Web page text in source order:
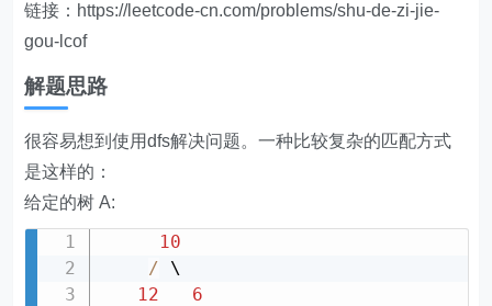
链接：https://leetcode-cn.com/problems/shu-de-zi-jie-
gou-lcof
解题思路
很容易想到使用dfs解决问题。一种比较复杂的匹配方式
是这样的：
给定的树 A:
10
/ \
12
6